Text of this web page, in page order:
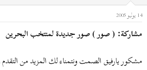
14 يوليو 2005
مشاركة: ( صور ) صور جديدة لمنتخب البحرين
مشكور يارفيق الصمت ونتمناء لك المزيد من التقدم